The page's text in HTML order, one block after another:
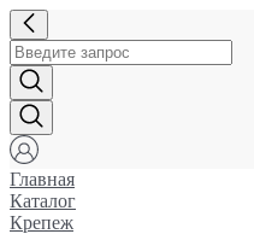
Главная
Каталог
Крепеж